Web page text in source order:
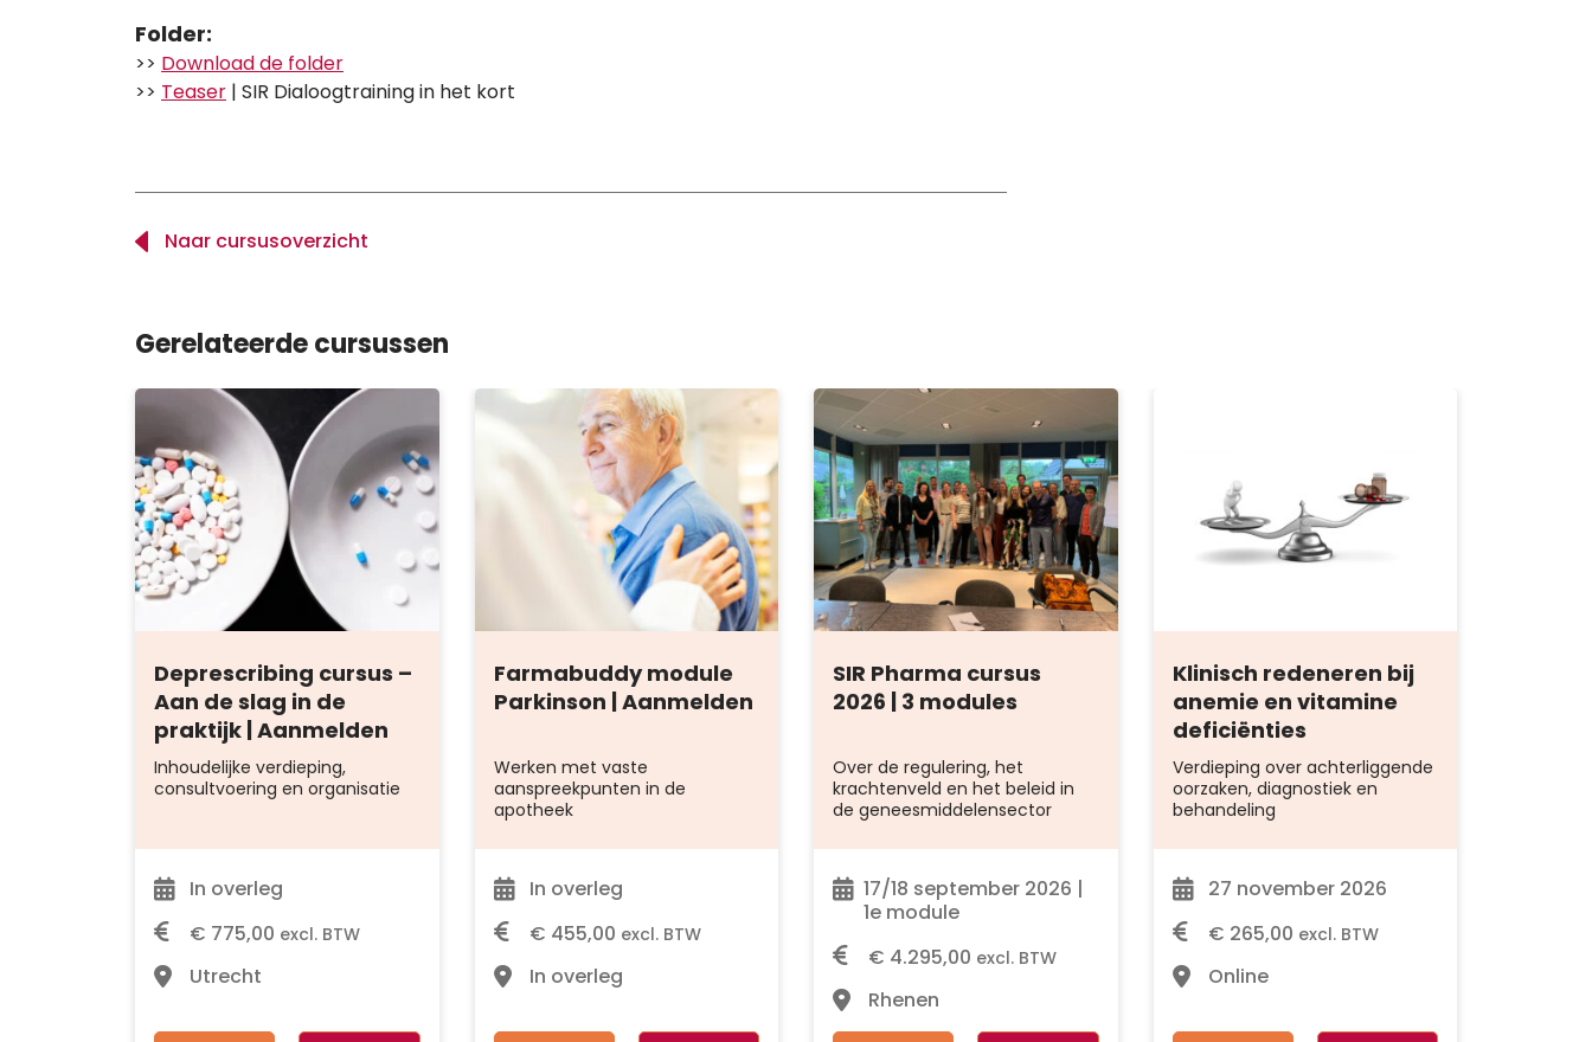
Folder:
>> Download de folder
>> Teaser | SIR Dialoogtraining in het kort
Naar cursusoverzicht
Gerelateerde cursussen
Deprescribing cursus –
Aan de slag in de
praktijk | Aanmelden
Inhoudelijke verdieping,
consultvoering en organisatie
In overleg
€ 775,00 excl. BTW
Utrecht
Farmabuddy module
Parkinson | Aanmelden
Werken met vaste
aanspreekpunten in de
apotheek
In overleg
€ 455,00 excl. BTW
In overleg
SIR Pharma cursus
2026 | 3 modules
Over de regulering, het
krachtenveld en het beleid in
de geneesmiddelensector
17/18 september 2026 |
1e module
€ 4.295,00 excl. BTW
Rhenen
Klinisch redeneren bij
anemie en vitamine
deficiënties
Verdieping over achterliggende
oorzaken, diagnostiek en
behandeling
27 november 2026
€ 265,00 excl. BTW
Online